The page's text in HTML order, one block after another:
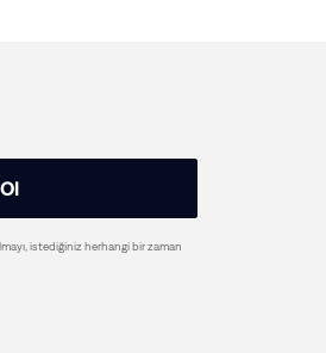
istediğiniz herhangi bir zaman